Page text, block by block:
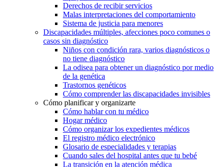
Derechos de recibir servicios
Malas interpretaciones del comportamiento
Sistema de justicia para menores
Discapacidades múltiples, afecciones poco comunes o
casos sin diagnóstico
Niños con condición rara, varios diagnósticos o
no tiene diagnóstico
La odisea para obtener un diagnóstico por medio
de la genética
Trastornos genéticos
Cómo comprender las discapacidades invisibles
Cómo planificar y organizarte
Cómo hablar con tu médico
Hogar médico
Cómo organizar los expedientes médicos
El registro médico electrónico
Glosario de especialidades y terapias
Cuando sales del hospital antes que tu bebé
La transición en la atención médica